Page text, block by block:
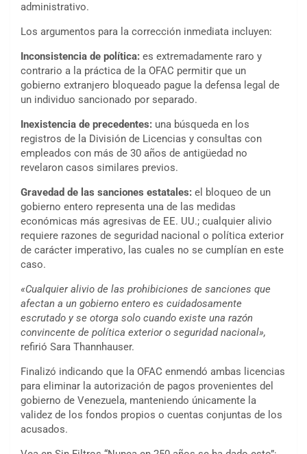
administrativo.
Los argumentos para la corrección inmediata incluyen:
Inconsistencia de política: es extremadamente raro y
contrario a la práctica de la OFAC permitir que un
gobierno extranjero bloqueado pague la defensa legal de
un individuo sancionado por separado.
Inexistencia de precedentes: una búsqueda en los
registros de la División de Licencias y consultas con
empleados con más de 30 años de antigüedad no
revelaron casos similares previos.
Gravedad de las sanciones estatales: el bloqueo de un
gobierno entero representa una de las medidas
económicas más agresivas de EE. UU.; cualquier alivio
requiere razones de seguridad nacional o política exterior
de carácter imperativo, las cuales no se cumplían en este
caso.
«Cualquier alivio de las prohibiciones de sanciones que
afectan a un gobierno entero es cuidadosamente
escrutado y se otorga solo cuando existe una razón
convincente de política exterior o seguridad nacional»,
refirió Sara Thannhauser.
Finalizó indicando que la OFAC enmendó ambas licencias
para eliminar la autorización de pagos provenientes del
gobierno de Venezuela, manteniendo únicamente la
validez de los fondos propios o cuentas conjuntas de los
acusados.